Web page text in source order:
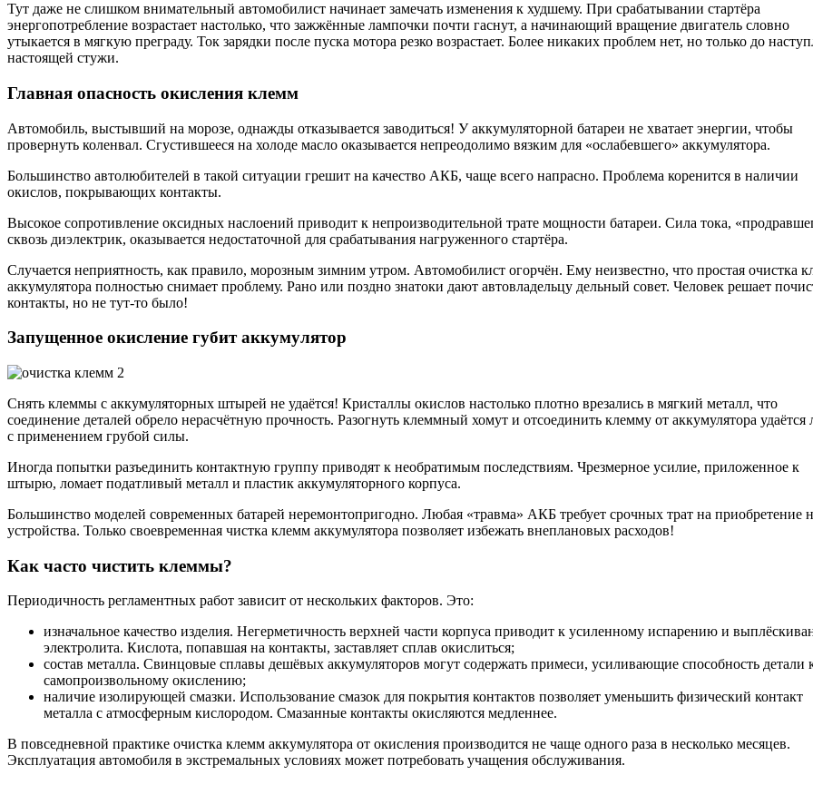
Тут даже не слишком внимательный автомобилист начинает замечать изменения к худшему. При срабатывании стартёра
энергопотребление возрастает настолько, что зажжённые лампочки почти гаснут, а начинающий вращение двигатель словно
утыкается в мягкую преграду. Ток зарядки после пуска мотора резко возрастает. Более никаких проблем нет, но только до
настоящей стужи.
Главная опасность окисления клемм
Автомобиль, выстывший на морозе, однажды отказывается заводиться! У аккумуляторной батареи не хватает энергии, чтобы
провернуть коленвал. Сгустившееся на холоде масло оказывается непреодолимо вязким для «ослабевшего» аккумулятора.
Большинство автолюбителей в такой ситуации грешит на качество АКБ, чаще всего напрасно. Проблема коренится в наличии
окислов, покрывающих контакты.
Высокое сопротивление оксидных наслоений приводит к непроизводительной трате мощности батареи. Сила тока,
сквозь диэлектрик, оказывается недостаточной для срабатывания нагруженного стартёра.
Случается неприятность, как правило, морозным зимним утром. Автомобилист огорчён. Ему неизвестно, что простая очистка
аккумулятора полностью снимает проблему. Рано или поздно знатоки дают автовладельцу дельный совет. Человек решает
контакты, но не тут-то было!
Запущенное окисление губит аккумулятор
Снять клеммы с аккумуляторных штырей не удаётся! Кристаллы окислов настолько плотно врезались в мягкий металл, что
соединение деталей обрело нерасчётную прочность. Разогнуть клеммный хомут и отсоединить клемму от аккумулятора удаётся
с применением грубой силы.
Иногда попытки разъединить контактную группу приводят к необратимым последствиям. Чрезмерное усилие, приложенное к
штырю, ломает податливый металл и пластик аккумуляторного корпуса.
Большинство моделей современных батарей неремонтопригодно. Любая «травма» АКБ требует срочных трат на приобретение
устройства. Только своевременная чистка клемм аккумулятора позволяет избежать внеплановых расходов!
Как часто чистить клеммы?
Периодичность регламентных работ зависит от нескольких факторов. Это:
изначальное качество изделия. Негерметичность верхней части корпуса приводит к усиленному испарению и
электролита. Кислота, попавшая на контакты, заставляет сплав окислиться;
состав металла. Свинцовые сплавы дешёвых аккумуляторов могут содержать примеси, усиливающие способность детали
самопроизвольному окислению;
наличие изолирующей смазки. Использование смазок для покрытия контактов позволяет уменьшить физический контакт
металла с атмосферным кислородом. Смазанные контакты окисляются медленнее.
В повседневной практике очистка клемм аккумулятора от окисления производится не чаще одного раза в несколько месяцев.
Эксплуатация автомобиля в экстремальных условиях может потребовать учащения обслуживания.